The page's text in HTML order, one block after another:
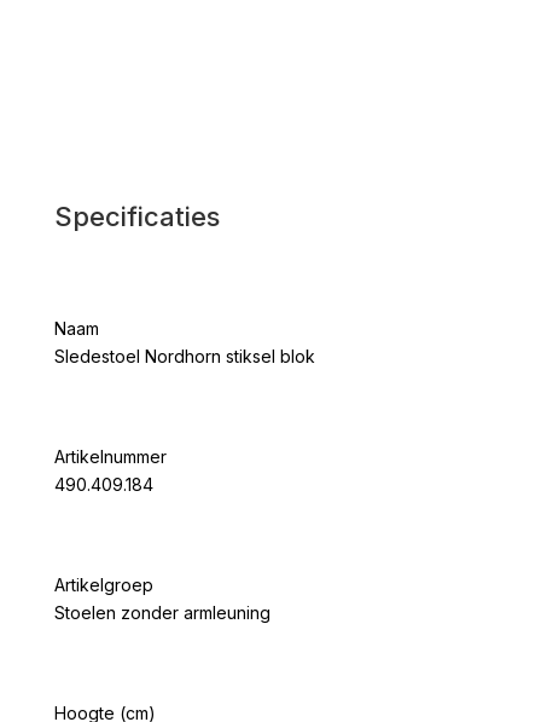
Specificaties
Naam
Sledestoel Nordhorn stiksel blok
Artikelnummer
490.409.184
Artikelgroep
Stoelen zonder armleuning
Hoogte (cm)